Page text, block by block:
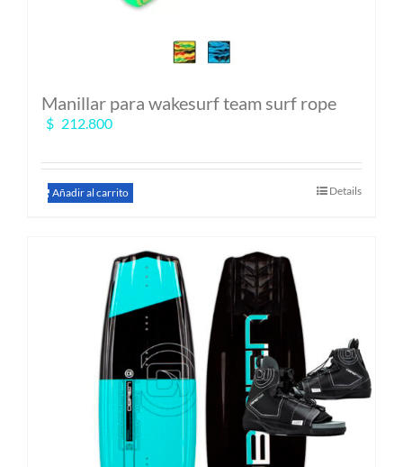
Manillar para wakesurf team surf rope
$ 212.800
Añadir al carrito Details